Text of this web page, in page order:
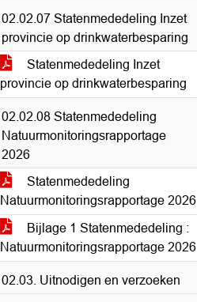
02.02.07 Statenmededeling Inzet
provincie op drinkwaterbesparing
Statenmededeling Inzet
provincie op drinkwaterbesparing
02.02.08 Statenmededeling
Natuurmonitoringsrapportage
2026
Statenmededeling
Natuurmonitoringsrapportage 2026
Bijlage 1 Statenmededeling :
Natuurmonitoringsrapportage 2026
02.03. Uitnodigen en verzoeken